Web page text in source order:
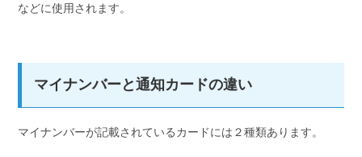
などに使用されます。
マイナンバーと通知カードの違い
マイナンバーが記載されているカードには２種類あります。